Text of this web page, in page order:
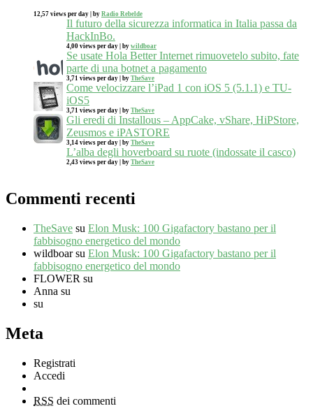
12,57 views per day by Radio Rebelde
Il futuro della sicurezza informatica in Italia passa da
HackInBo.
4,00 views per day by wildboar
Se usate Hola Better Internet rimuovetelo subito, fate
parte di una botnet a pagamento
3,71 views per day by TheSave
Come velocizzare l’iPad 1 con iOS 5 (5.1.1) e TU-
iOS5
3,71 views per day by TheSave
Gli eredi di Installous – AppCake, vShare, HiPStore,
Zeusmos e iPASTORE
3,14 views per day by TheSave
L’alba degli hoverboard su ruote (indossate il casco)
2,43 views per day by TheSave
Commenti recenti
TheSave su Elon Musk: 100 Gigafactory bastano per il
fabbisogno energetico del mondo
wildboarsu Elon Musk: 100 Gigafactory bastano per il
fabbisogno energetico del mondo
FLOWER su
Anna su
su
Meta
Registrati
Accedi
RSS dei commenti